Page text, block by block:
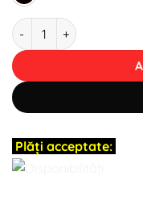
Cantitate Sticker
Plăți acceptate: